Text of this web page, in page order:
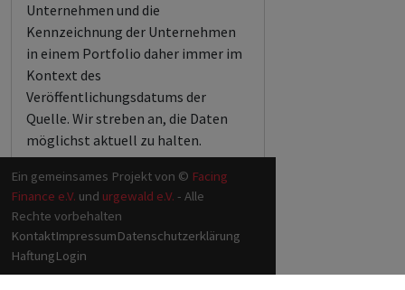
Unternehmen und die
Kennzeichnung der Unternehmen
in einem Portfolio daher immer im
Kontext des
Veröffentlichungsdatums der
Quelle. Wir streben an, die Daten
möglichst aktuell zu halten.
Ein gemeinsames Projekt von © Facing
Finance e.V. und urgewald e.V. - Alle
Rechte vorbehalten
KontaktImpressumDatenschutzerklärung
HaftungLogin